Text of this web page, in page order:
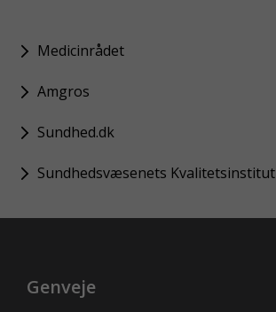
Medicinrådet
Amgros
Sundhed.dk
Sundhedsvæsenets Kvalitetsinstitut
Genveje